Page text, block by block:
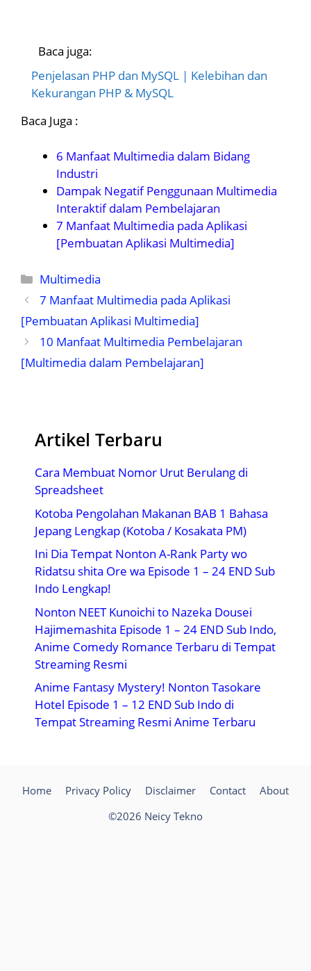
Baca juga:
Penjelasan PHP dan MySQL | Kelebihan dan
Kekurangan PHP & MySQL
Baca Juga :
6 Manfaat Multimedia dalam Bidang
Industri
Dampak Negatif Penggunaan Multimedia
Interaktif dalam Pembelajaran
7 Manfaat Multimedia pada Aplikasi
[Pembuatan Aplikasi Multimedia]
Kategori
Multimedia
7 Manfaat Multimedia pada Aplikasi
[Pembuatan Aplikasi Multimedia]
10 Manfaat Multimedia Pembelajaran
[Multimedia dalam Pembelajaran]
Artikel Terbaru
Cara Membuat Nomor Urut Berulang di
Spreadsheet
Kotoba Pengolahan Makanan BAB 1 Bahasa
Jepang Lengkap (Kotoba / Kosakata PM)
Ini Dia Tempat Nonton A-Rank Party wo
Ridatsu shita Ore wa Episode 1 – 24 END Sub
Indo Lengkap!
Nonton NEET Kunoichi to Nazeka Dousei
Hajimemashita Episode 1 – 24 END Sub Indo,
Anime Comedy Romance Terbaru di Tempat
Streaming Resmi
Anime Fantasy Mystery! Nonton Tasokare
Hotel Episode 1 – 12 END Sub Indo di
Tempat Streaming Resmi Anime Terbaru
Home Privacy Policy Disclaimer Contact
About
©2026 Neicy Tekno